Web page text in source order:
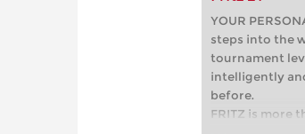
YOUR
steps into the
tournament
intelligently
before.
FRITZ is more